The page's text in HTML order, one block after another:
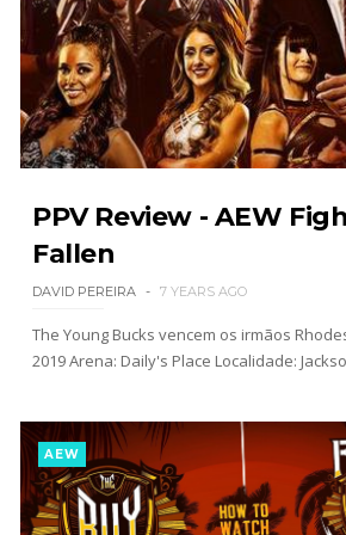
WWE: Netflix censura
Lynch e Liv Morgan no Raw
SCSA867-Aug 07 2026
Estreia no Main Roster à vista?
marca "Vice City" para Lola Vice
Recomeço na AEW: Daniel
Jon Moxley salvou a identidade
junto dos fãs
SCSA867-Aug 07 2026
PPV Review - AEW
Fallen
DAVID PEREIRA 7 YEARS AGO
The Young Bucks vencem os irmãos
2019 Arena: Daily's Place Localidade:
AEW